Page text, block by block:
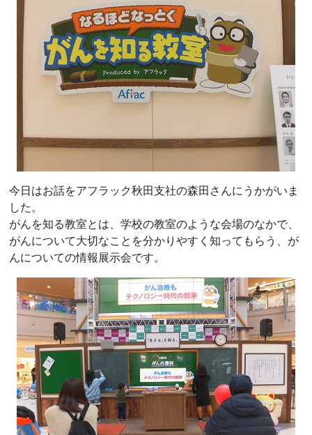
今日はお話をアフラック秋田支社の森田さんにうかがいま
した。
がんを知る教室とは、学校の教室のような会場のなかで、
がんについて大切なことを分かりやすく知ってもらう、が
んについての情報展示会です。